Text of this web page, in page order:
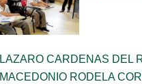
LAZARO CARDENAS DEL
MACEDONIO RODELA